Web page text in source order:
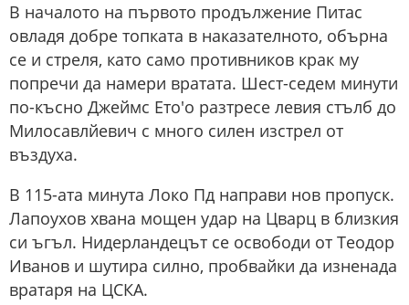
В началото на първото продължение Питас
овладя добре топката в наказателното, обърна
се и стреля, като само противников крак му
попречи да намери вратата. Шест-седем минути
по-късно Джеймс Ето'о разтресе левия стълб до
Милосавлйевич с много силен изстрел от
въздуха.
В 115-ата минута Локо Пд направи нов пропуск.
Лапоухов хвана мощен удар на Цварц в близкия
си ъгъл. Нидерландецът се освободи от Теодор
Иванов и шутира силно, пробвайки да изненада
вратаря на ЦСКА.